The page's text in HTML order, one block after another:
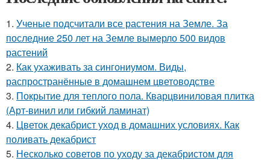
1. Ученые подсчитали все растения на Земле. За
последние 250 лет на Земле вымерло 500 видов
растений
2. Как ухаживать за сингониумом. Виды,
распространённые в домашнем цветоводстве
3. Покрытие для теплого пола. Кварцвиниловая плитка
(Арт-винил или гибкий ламинат)
4. Цветок декабрист уход в домашних условиях. Как
поливать декабрист
5. Несколько советов по уходу за декабристом для